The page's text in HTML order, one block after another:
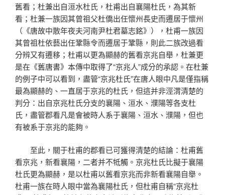
舊看；杜兼出自洹水杜氏，杜甫出自襄陽杜氏，為其新
看；杜兼一族因其曾祖父杜僑出任懷州長史而遷居于懷州
（《唐故中散年夜夫河南尹杜君墓志銘》），杜甫一族因
其曾祖杜依藝出任鞏縣令而遷居于鞏縣，則此二族改過看
分辨又有遷移；杜甫以更為顯赫的舊看京兆自舉，杜兼更
是在《舊唐書》本傳中取得了“京兆人”成分的承認。在杜兼
的例子中可以看到，盡管“京兆杜氏”在唐人眼中凡是僅指稱
最為顯赫的、一直居于京兆的杜氏，但這并非涇渭清楚的
判分：出自京兆杜氏分支的襄陽、洹水、濮陽等各支杜
氏，盡管郡看凡是會被時人系于襄陽、洹水、濮陽，但也
有被系于京兆的能夠。
至此，關于杜甫的郡看已可獲得清楚的結論：杜甫舊
看京兆，新看襄陽，二者并不牴觸。京兆杜氏比擬于襄陽
杜氏更為顯赫，是以杜甫以舊看京兆而非新看襄陽自舉。
杜甫一族在時人眼中當為襄陽杜氏，但杜甫自稱“京兆杜